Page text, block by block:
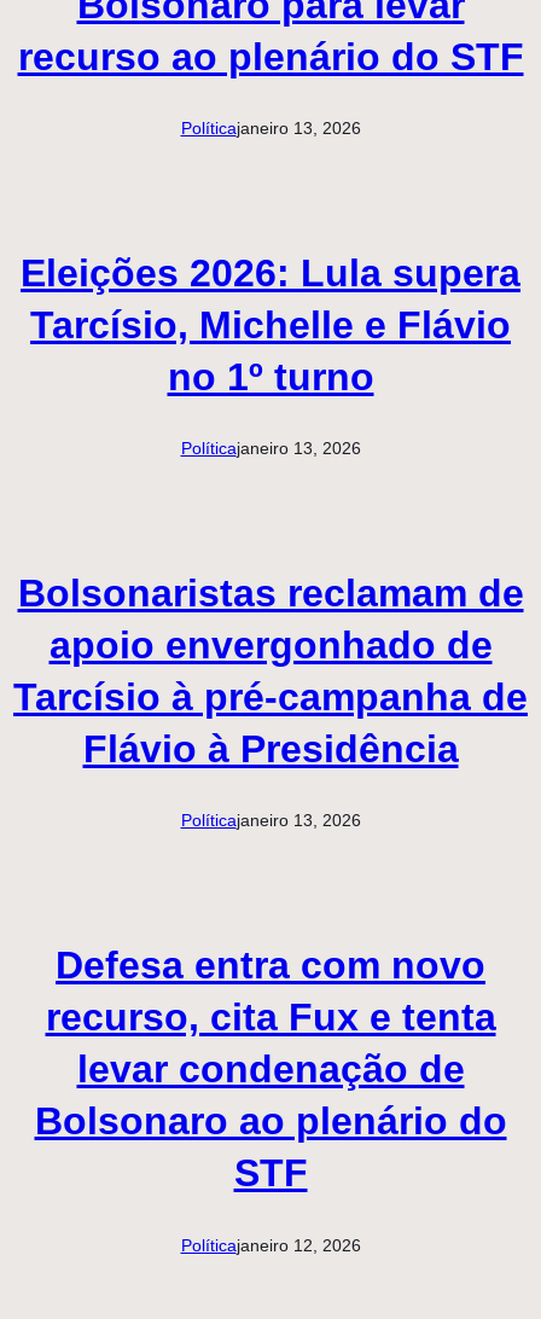
recurso ao plenário do STF
Políticajaneiro 13, 2026
Eleições 2026: Lula supera
Tarcísio, Michelle e Flávio
no 1º turno
Políticajaneiro 13, 2026
Bolsonaristas reclamam de
apoio envergonhado de
Tarcísio à pré-campanha de
Flávio à Presidência
Políticajaneiro 13, 2026
Defesa entra com novo
recurso, cita Fux e tenta
levar condenação de
Bolsonaro ao plenário do
STF
Políticajaneiro 12, 2026